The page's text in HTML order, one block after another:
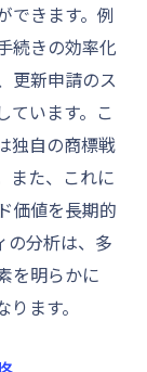
できます。例
続きの効率化
更新申請のス
ています。こ
独自の商標戦
また、これに
価値を長期的
の分析は、多
を明らかに
ます。